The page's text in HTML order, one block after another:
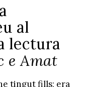
al
lectura
e Amat
tingut fills; era